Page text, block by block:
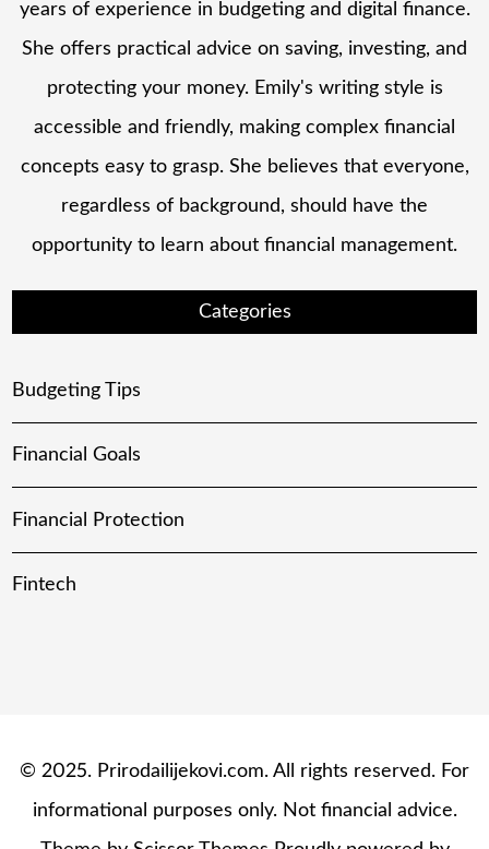
years of experience in budgeting and digital finance.
She offers practical advice on saving, investing, and
protecting your money. Emily's writing style is
accessible and friendly, making complex financial
concepts easy to grasp. She believes that everyone,
regardless of background, should have the
opportunity to learn about financial management.
Categories
Budgeting Tips
Financial Goals
Financial Protection
Fintech
© 2025. Prirodailijekovi.com. All rights reserved. For
informational purposes only. Not financial advice.